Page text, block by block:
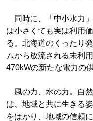
同時に、「中小水力
は小さくても実は利用
る。北海道のくったり
ムから放流される未利
470kWの新たな電力の
風の力、水の力。自
は、地域と共に生きる
をはかり、地域の信頼